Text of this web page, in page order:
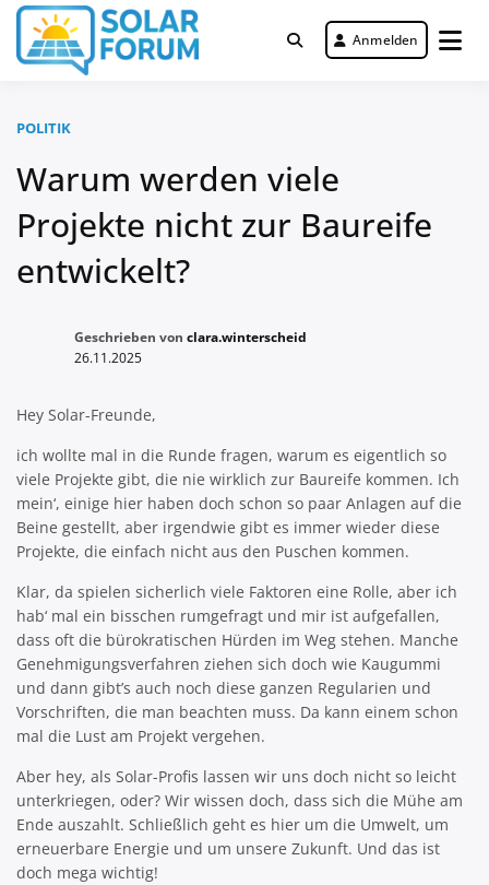
Zum
Inhalt
springen
Solar Forum
Deutschlandweit Nr. 1 Forum für
gewerbliche Solar Investments
Anmelden
POLITIK
Warum werden viele
Projekte nicht zur Baureife
entwickelt?
Geschrieben von clara.winterscheid
26.11.2025
Hey Solar-Freunde,
ich wollte mal in die Runde fragen, warum es eigentlich so
viele Projekte gibt, die nie wirklich zur Baureife kommen. Ich
mein‘, einige hier haben doch schon so paar Anlagen auf die
Beine gestellt, aber irgendwie gibt es immer wieder diese
Projekte, die einfach nicht aus den Puschen kommen.
Klar, da spielen sicherlich viele Faktoren eine Rolle, aber ich
hab‘ mal ein bisschen rumgefragt und mir ist aufgefallen,
dass oft die bürokratischen Hürden im Weg stehen. Manche
Genehmigungsverfahren ziehen sich doch wie Kaugummi
und dann gibt’s auch noch diese ganzen Regularien und
Vorschriften, die man beachten muss. Da kann einem schon
mal die Lust am Projekt vergehen.
Aber hey, als Solar-Profis lassen wir uns doch nicht so leicht
unterkriegen, oder? Wir wissen doch, dass sich die Mühe am
Ende auszahlt. Schließlich geht es hier um die Umwelt, um
erneuerbare Energie und um unsere Zukunft. Und das ist
doch mega wichtig!